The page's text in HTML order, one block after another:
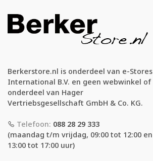
Berkerstore.nl is onderdeel van e-Stores
International B.V. en geen webwinkel of
onderdeel van Hager
Vertriebsgesellschaft GmbH & Co. KG.
Telefoon: 088 28 29 333
(maandag t/m vrijdag, 09:00 tot 12:00 en
13:00 tot 17:00 uur)